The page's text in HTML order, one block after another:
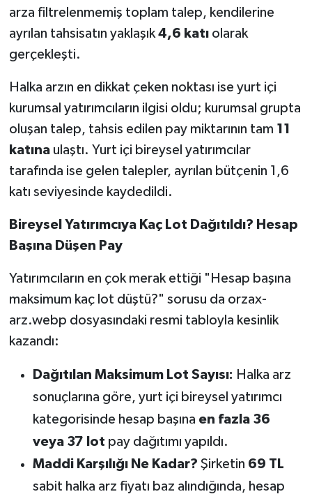
arza filtrelenmemiş toplam talep, kendilerine
ayrılan tahsisatın yaklaşık4,6 katıolarak
gerçekleşti.
Halka arzın en dikkat çeken noktası ise yurt içi
kurumsal yatırımcıların ilgisi oldu; kurumsal grupta
oluşan talep, tahsis edilen pay miktarının tam 11
katınaulaştı. Yurt içi bireysel yatırımcılar
tarafında ise gelen talepler, ayrılan bütçenin 1,6
katı seviyesinde kaydedildi.
Bireysel Yatırımcıya Kaç Lot Dağıtıldı? Hesap
Başına Düşen Pay
Yatırımcıların en çok merak ettiği "Hesap başına
maksimum kaç lot düştü?" sorusu da orzax-
arz.webp dosyasındaki resmi tabloyla kesinlik
kazandı:
Dağıtılan Maksimum Lot Sayısı: Halka arz
sonuçlarına göre, yurt içi bireysel yatırımcı
kategorisinde hesap başına en fazla 36
veya 37 lot pay dağıtımı yapıldı.
Maddi Karşılığı Ne Kadar? Şirketin 69 TL
sabit halka arz fiyatı baz alındığında, hesap
SEYAHAT
SİYASET
Sındırgı
SPOR
Susurluk
TARİHTE BUGÜN
Trend
TÜRKİYE
VİZYONDAKİLER